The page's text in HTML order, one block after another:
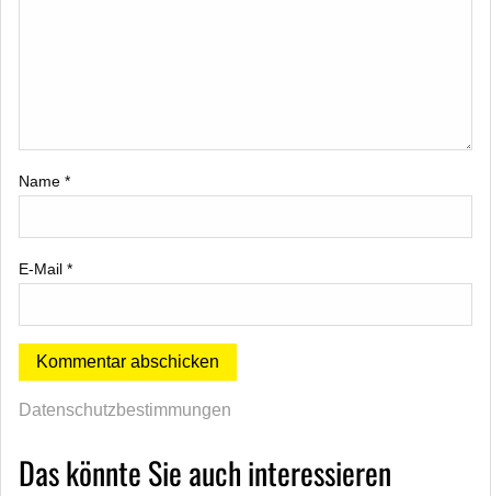
Name *
E-Mail *
Datenschutzbestimmungen
Das könnte Sie auch interessieren